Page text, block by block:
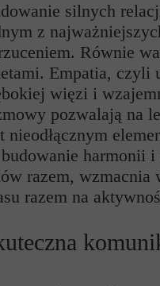
silnych
z
Równie
Empatia, czyli
więzi i
pozwalają na
nieodłącznym
harmonii
razem, wzmacnia
razem na